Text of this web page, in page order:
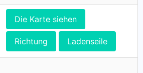
Die Karte siehen
Richtung Ladenseile